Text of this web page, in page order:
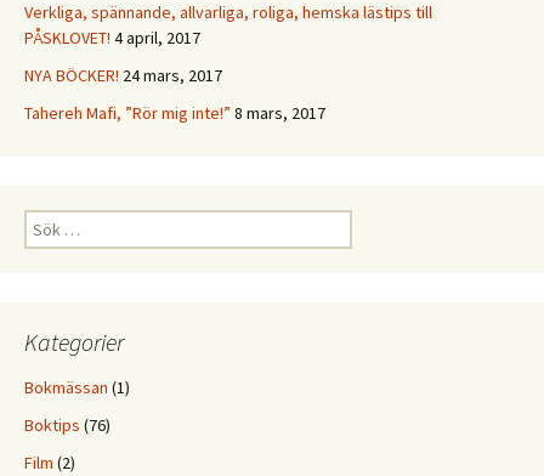
Verkliga, spännande, allvarliga, roliga, hemska lästips till
PÅSKLOVET! 4 april, 2017
NYA BÖCKER! 24 mars, 2017
Tahereh Mafi, ”Rör mig inte!” 8 mars, 2017
Sök
efter:
Kategorier
Bokmässan (1)
Boktips (76)
Film (2)